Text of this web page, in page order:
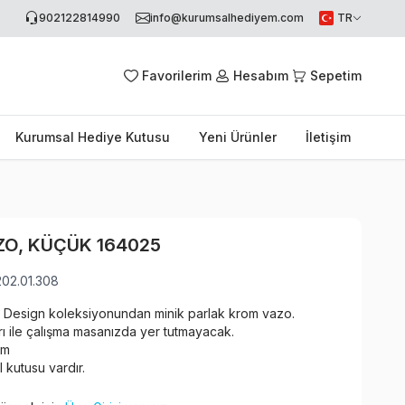
902122814990 info@kurumsalhediyem.com TR
Favorilerim Hesabım Sepetim
Kurumsal Hediye Kutusu Yeni Ürünler İletişim
KÜÇÜK 164025
Design koleksiyonundan minik parlak krom vazo.
ile çalışma masanızda yer tutmayacak.
vardır.